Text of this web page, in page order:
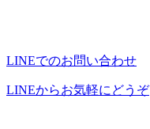
LINEでのお問い合わせ
LINEからお気軽にどうぞ